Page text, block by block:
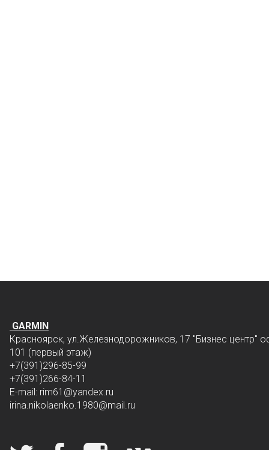
GARMIN
Красноярск, ул.Железнодорожников, 17 "Бизнес центр"
101 (первый этаж)
+7(391)296-85-99
+7(391)266-84-11
E-mail: rim61 @yandex.ru
irina.nikolaenko.1980@mail.ru